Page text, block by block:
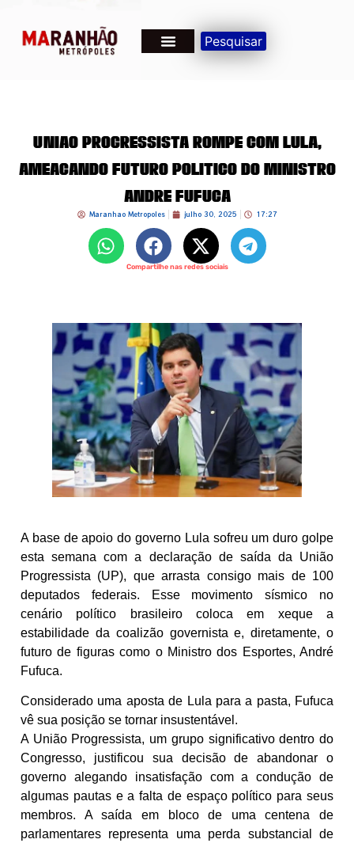
Pesquisar
União Progressista Rompe com Lula,
Ameaçando Futuro Político do Ministro
André Fufuca
Maranhao Metropoles julho 30, 2025 17:27
Compartilhe nas redes sociais
A base de apoio do governo Lula sofreu um duro golpe
esta semana com a declaração de saída da União
Progressista (UP), que arrasta consigo mais de 100
deputados federais. Esse movimento sísmico no
cenário político brasileiro coloca em xeque a
estabilidade da coalizão governista e, diretamente, o
futuro de figuras como o Ministro dos Esportes, André
Fufuca.
Considerado uma aposta de Lula para a pasta, Fufuca
vê sua posição se tornar insustentável.
A União Progressista, um grupo significativo dentro do
Congresso, justificou sua decisão de abandonar o
governo alegando insatisfação com a condução de
algumas pautas e a falta de espaço político para seus
membros. A saída em bloco de uma centena de
parlamentares representa uma perda substancial de